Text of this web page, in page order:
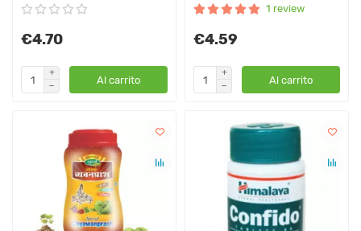
€4.70
Al carrito
1 review
€4.59
Al carrito